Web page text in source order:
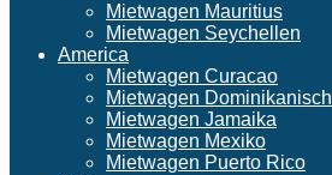
Mietwagen Mauritius
Mietwagen Seychellen
America
Mietwagen Curacao
Mietwagen
Mietwagen Jamaika
Mietwagen Mexiko
Mietwagen Puerto Rico